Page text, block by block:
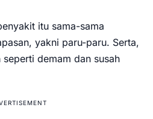
itu sama-sama
yakni paru-paru. Serta,
demam dan susah